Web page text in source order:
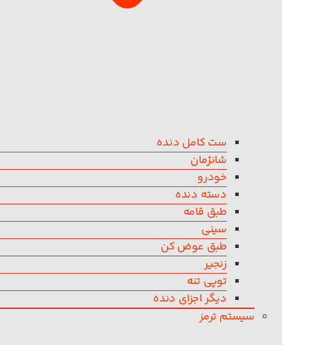
ست کامل دنده
شانژمان
خودرو
دسته دنده
طبق قامه
سینی
طبق عوض کن
زنجیر
توپی تنه
دیگر اجزای دنده
سیستم ترمز